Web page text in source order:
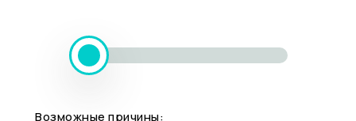
Возможные причины: